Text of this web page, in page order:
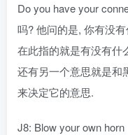
Do you have your
吗? 他问的是, 你有没
在此指的就是有没有什
还有另一个意思就是和
来决定它的意思.
J8: Blow your own